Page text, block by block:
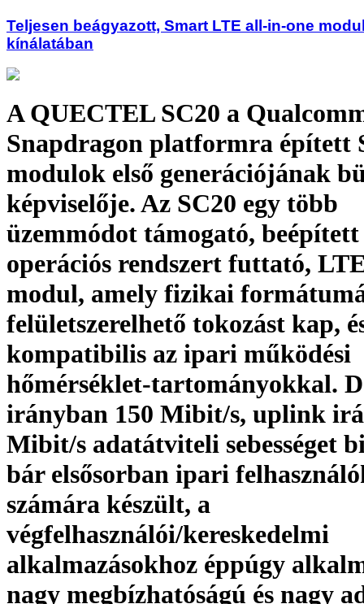
Teljesen beágyazott, Smart LTE all-in-one
kínálatában
A QUECTEL SC20 a
Snapdragon platformra épített
modulok első generációjának
képviselője. Az SC20 egy több
üzemmódot támogató,
operációs rendszert futtató,
modul, amely fizikai
felületszerelhető tokozást kap,
kompatibilis az ipari működési
hőmérséklet-tartományokkal.
irányban 150 Mibit/s, uplink
Mibit/s adatátviteli sebességet
bár elsősorban ipari
számára készült, a
végfelhasználói/kereskedelmi
alkalmazásokhoz éppúgy
nagy megbízhatóságú és nagy